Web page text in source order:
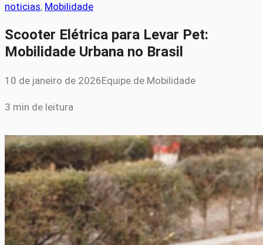
noticias, Mobilidade
Scooter Elétrica para Levar Pet:
Mobilidade Urbana no Brasil
10 de janeiro de 2026Equipe de Mobilidade
3 min de leitura